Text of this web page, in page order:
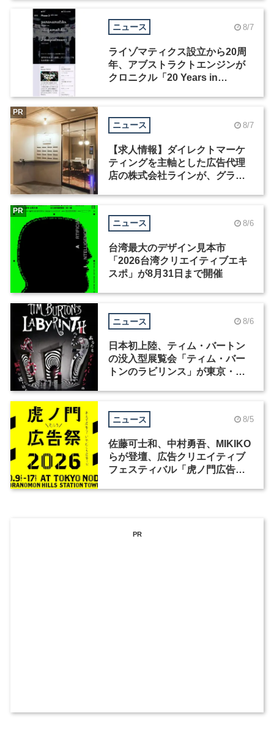
ニュース 8/7
ライゾマティクス設立から20周
年、アブストラクトエンジンが
クロニクル「20 Years in
ニュース 8/7
【求人情報】ダイレクトマーケ
ティングを主軸とした広告代理
店の株式会社ラインが、グラフ
PR
ニュース 8/6
台湾最大のデザイン見本市
「2026台湾クリエイティブエキ
スポ」が8月31日まで開催
PR
ニュース 8/6
日本初上陸、ティム・バートン
の没入型展覧会「ティム・バー
トンのラビリンス」が東京・豊
ニュース 8/5
佐藤可士和、中村勇吾、MIKIKO
らが登壇、広告クリエイティブ
フェスティバル「虎ノ門広告
PR